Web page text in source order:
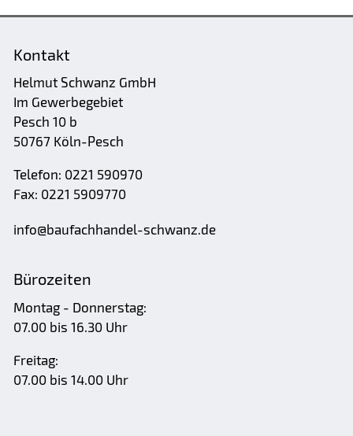
Kontakt
Helmut Schwanz GmbH
Im Gewerbegebiet
Pesch 10 b
50767 Köln-Pesch
Telefon: 0221 590970
Fax: 0221 5909770
nf b f chh nd l-schw nz d
Bürozeiten
Montag - Donnerstag:
07.00 bis 16.30 Uhr
Freitag:
07.00 bis 14.00 Uhr